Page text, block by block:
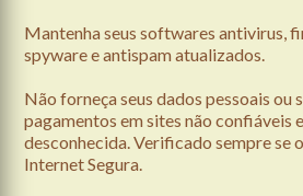
Mantenha seus softwares antivirus,
spyware e antispam atualizados.
Não forneça seus dados pessoais ou
pagamentos em sites não confiáveis
desconhecida. Verificado sempre se
Internet Segura.